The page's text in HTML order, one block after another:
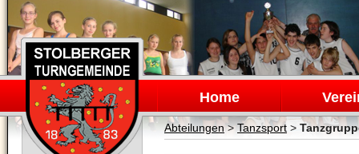
Navigation
überspringen
Home
Abteilungen>Tanzsport >